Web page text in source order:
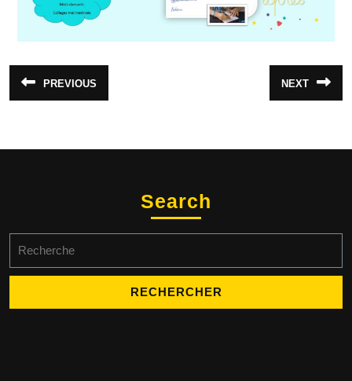
PREVIOUS NEXT
Search